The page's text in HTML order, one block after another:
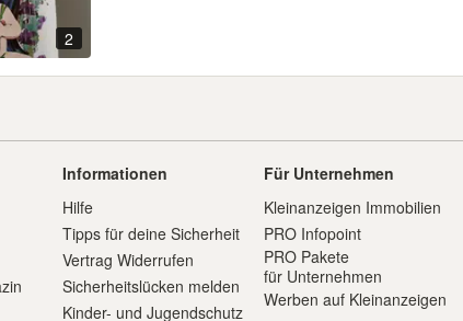
2
Informationen
Hilfe
Tipps für deine Sicherheit
Vertrag Widerrufen
Sicherheitslücken melden
Kinder- und Jugendschutz
Für Unternehmen
Kleinanzeigen Immobilien
PRO Infopoint
PRO Pakete
für Unternehmen
Werben auf Kleinanzeigen